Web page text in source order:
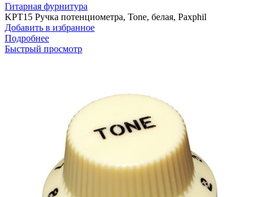
Гитарная фурнитура
KPT15 Ручка потенциометра, Tone, белая, Paxphil
Добавить в избранное
Подробнее
Быстрый просмотр